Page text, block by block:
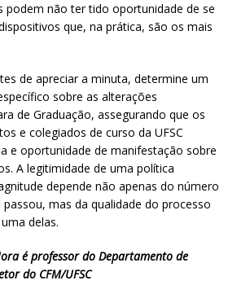
podem não ter tido oportunidade de se
que, na prática, são os mais
de apreciar a minuta, determine um
sobre as alterações
de Graduação, assegurando que os
e colegiados de curso da UFSC
e oportunidade de manifestação sobre
A legitimidade de uma política
depende não apenas do número
mas da qualidade do processo
delas.
é professor do Departamento de
do CFM/UFSC